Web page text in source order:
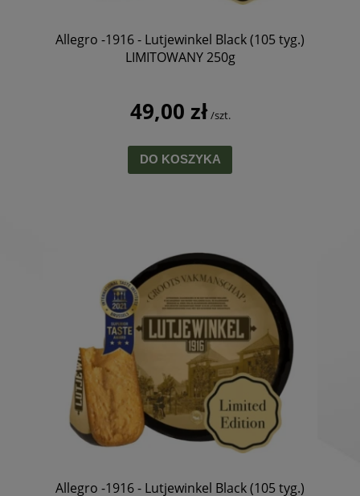
Allegro -1916 - Lutjewinkel Black (105 tyg.)
LIMITOWANY 250g
49,00 zł/szt.
DO KOSZYKA
Allegro -1916 - Lutjewinkel Black (105 tyg.)